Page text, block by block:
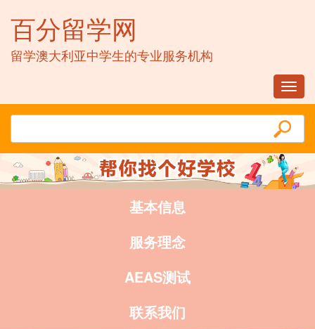
百分留学网
留学澳大利亚中学生的专业服务机构
基本信息
服务理念
AEAS测试
联系我们